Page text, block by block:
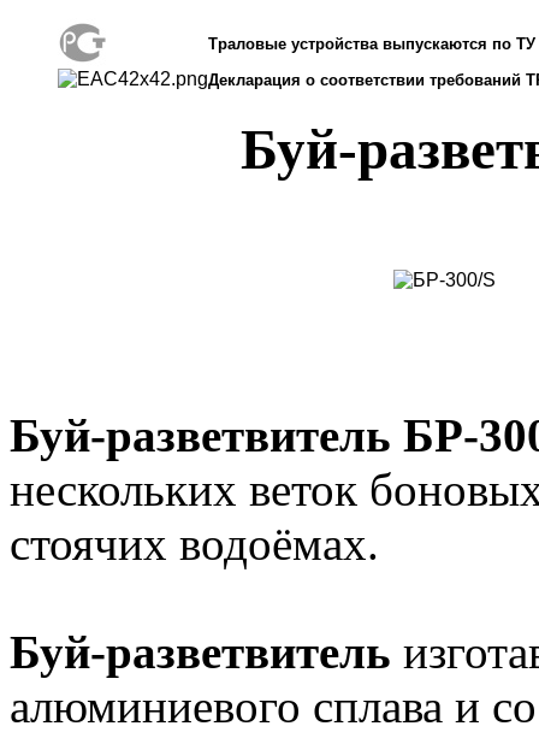
Траловые устройства выпускаются по ТУ
Декларация о соответствии требований
Буй-
Буй-разветвитель БР-
нескольких веток
стоячих водоёмах.
Буй-разветвитель
алюминиевого сплава и